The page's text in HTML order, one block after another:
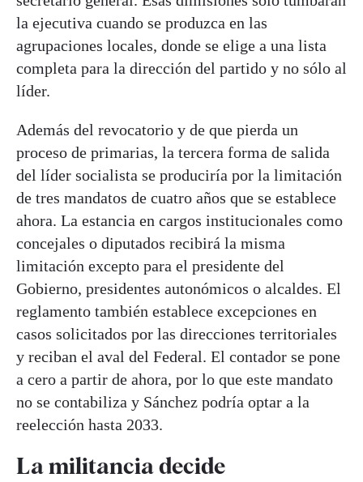
la ejecutiva cuando se produzca en las
agrupaciones locales, donde se elige a una lista
completa para la dirección del partido y no sólo al
líder.
Además del revocatorio y de que pierda un
proceso de primarias, la tercera forma de salida
del líder socialista se produciría por la limitación
de tres mandatos de cuatro años que se establece
ahora. La estancia en cargos institucionales como
concejales o diputados recibirá la misma
limitación excepto para el presidente del
Gobierno, presidentes autonómicos o alcaldes. El
reglamento también establece excepciones en
casos solicitados por las direcciones territoriales
y reciban el aval del Federal. El contador se pone
a cero a partir de ahora, por lo que este mandato
no se contabiliza y Sánchez podría optar a la
reelección hasta 2033.
La militancia decide